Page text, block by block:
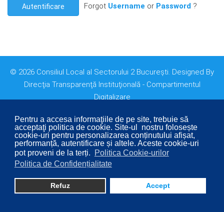
Pentru a accesa informaţiile de pe site, trebuie să
acceptaţi politica de cookie. Site-ul nostru folosește
cookie-uri pentru personalizarea conținutului afișat,
performanță, autentificare și altele. Aceste cookie-uri
pot proveni de la terți.
Politica Cookie-urilor
Politica de Confidențialitate
Refuz Accept
Autentificare Forgot Username or Password ?
© 2026 Consiliul Local al Sectorului 2 București. Designed By
Direcţia Transparenţă Instituţională - Compartimentul
Digitalizare